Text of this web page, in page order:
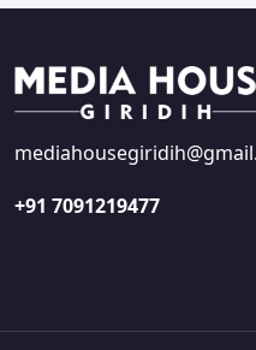
+91 7091219477